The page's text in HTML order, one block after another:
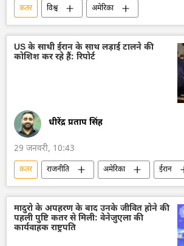
कतर विश्व
अमेरिका
अमेरिका-इजराइल-ईरान युद्ध
इज़राइल
इज़राइल रक्षा सेना
ईरान
विदेश मंत्रालय
मध्य पूर्व
US के साथी ईरान के साथ लड़ाई टालने की
कोशिश कर रहे हैं: रिपोर्ट
धीरेंद्र प्रताप सिंह
29 जनवरी, 10:43
कतर राजनीति अमेरिका
ईरान
डोनाल्ड ट्रंप
मिस्र सऊदी अरब
मादुरो के अपहरण के बाद उनके जीवित होने की
पहली पुष्टि कतर से मिली: वेनेजुएला की
कार्यवाहक राष्ट्रपति